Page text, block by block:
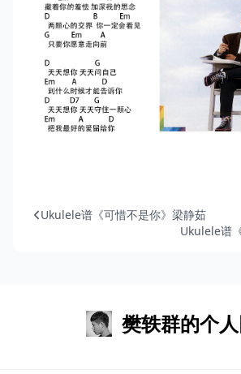
Ukulele谱《可惜不是你》梁静茹
Ukulele谱
樊轶群的个